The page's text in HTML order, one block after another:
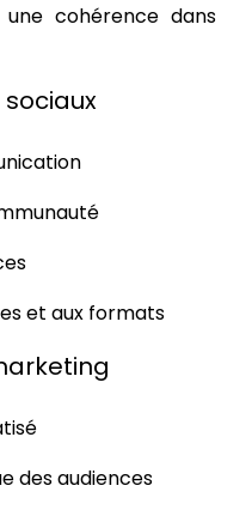
cohérence dans
et aux formats
des audiences